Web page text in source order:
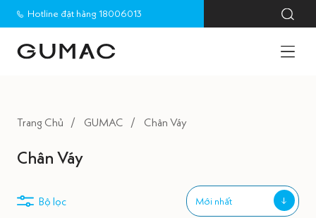
Hotline đặt hàng 18006013
Trang Chủ GUMAC Chân Váy
Chân Váy
Bộ lọc Mới nhất